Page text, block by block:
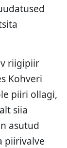
riigipiir
Kohveri
piiri ollagi,
siia
asutud
piirivalve